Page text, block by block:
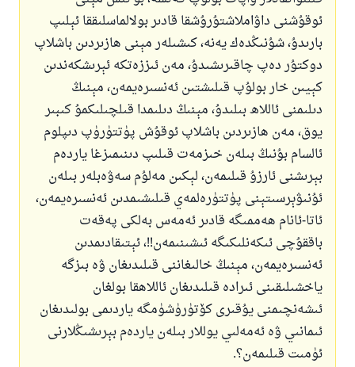
ئوقۇشنى داۋاملاشتۇرۇشقا قادىر بولالماسلىققا ئېلىپ
بارىدۇ، شۇنىڭدەك يەنە، كىشىلەر مېنى ھازىردىن باشلاپ
دوكتۇر دەپ چاقىرىشىدۇ، مەن ئىززەتكە ئېرىشكەندىن
كېيىن خار بولۇپ قىلىشتىن ئەنسىرەيمەن، مېنىڭ
دىلىمنى ئاللاھ بىلىدۇ، مېنىڭ دىلىمدا قىلچىلىكمۇ كىبىر
يوق، مەن ھازىردىن باشلاپ ئوقۇش پۈتتۈرۈپ دىپلوم
ئالسام بۇنىڭ بىلەن خىزمەت قىلىپ دىنىمىزغا ياردەم
بېرىشنى ئارزۇ قىلىمەن، لېكىن مەلۇم سەۋەبلەر بىلەن
ئۇنىۋېرسىتېنى پۈتتۈرەلمەي قىلىشىمدىن ئەنسىرەيمەن،
ئاتا-ئانام ھەممىگە قادىر ئەمەس بەلكى پەقەت
باققۇچى ئىكەنلىكىگە ئىشىنىمەن!!، ئېتىقادىمدىن
ئەنسىرەيمەن، مېنىڭ خالىغاننى قىلىدىغان ۋە بىزگە
ياخشىلىقىنى ئىرادە قىلىدىغان ئاللاھقا بولغان
ئىشەنچىمنى يۇقىرى كۆتۈرۈشۈمگە ياردىمى بولىدىغان
ئىمانىي ۋە ئەمەلىي يوللار بىلەن ياردەم بېرىشىڭلارنى
ئۈمىت قىلىمەن؟.